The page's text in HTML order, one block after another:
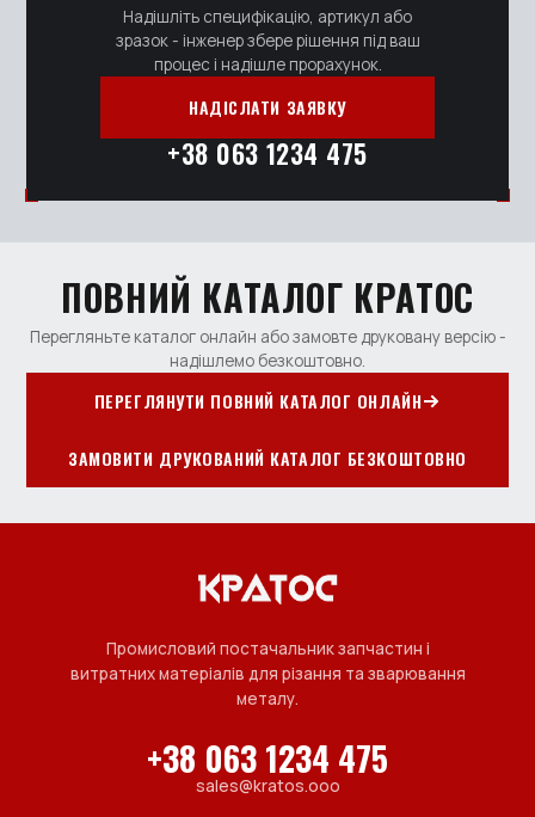
Надішліть специфікацію, артикул або
зразок - інженер збере рішення під ваш
процес і надішле прорахунок.
НАДІСЛАТИ ЗАЯВКУ
+38 063 1234 475
ПОВНИЙ КАТАЛОГ КРАТОС
Перегляньте каталог онлайн або замовте друковану версію -
надішлемо безкоштовно.
ПЕРЕГЛЯНУТИ ПОВНИЙ КАТАЛОГ ОНЛАЙН
ЗАМОВИТИ ДРУКОВАНИЙ КАТАЛОГ БЕЗКОШТОВНО
Промисловий постачальник запчастин і
витратних матеріалів для різання та зварювання
металу.
+38 063 1234 475
sales@kratos.ooo